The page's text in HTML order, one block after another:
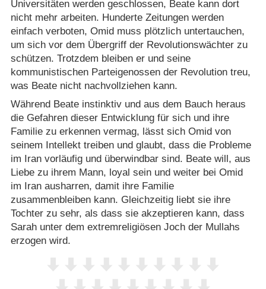
Universitäten werden geschlossen, Beate kann dort
nicht mehr arbeiten. Hunderte Zeitungen werden
einfach verboten, Omid muss plötzlich untertauchen,
um sich vor dem Übergriff der Revolutionswächter zu
schützen. Trotzdem bleiben er und seine
kommunistischen Parteigenossen der Revolution treu,
was Beate nicht nachvollziehen kann.
Während Beate instinktiv und aus dem Bauch heraus
die Gefahren dieser Entwicklung für sich und ihre
Familie zu erkennen vermag, lässt sich Omid von
seinem Intellekt treiben und glaubt, dass die Probleme
im Iran vorläufig und überwindbar sind. Beate will, aus
Liebe zu ihrem Mann, loyal sein und weiter bei Omid
im Iran ausharren, damit ihre Familie
zusammenbleiben kann. Gleichzeitig liebt sie ihre
Tochter zu sehr, als dass sie akzeptieren kann, dass
Sarah unter dem extremreligiösen Joch der Mullahs
erzogen wird.